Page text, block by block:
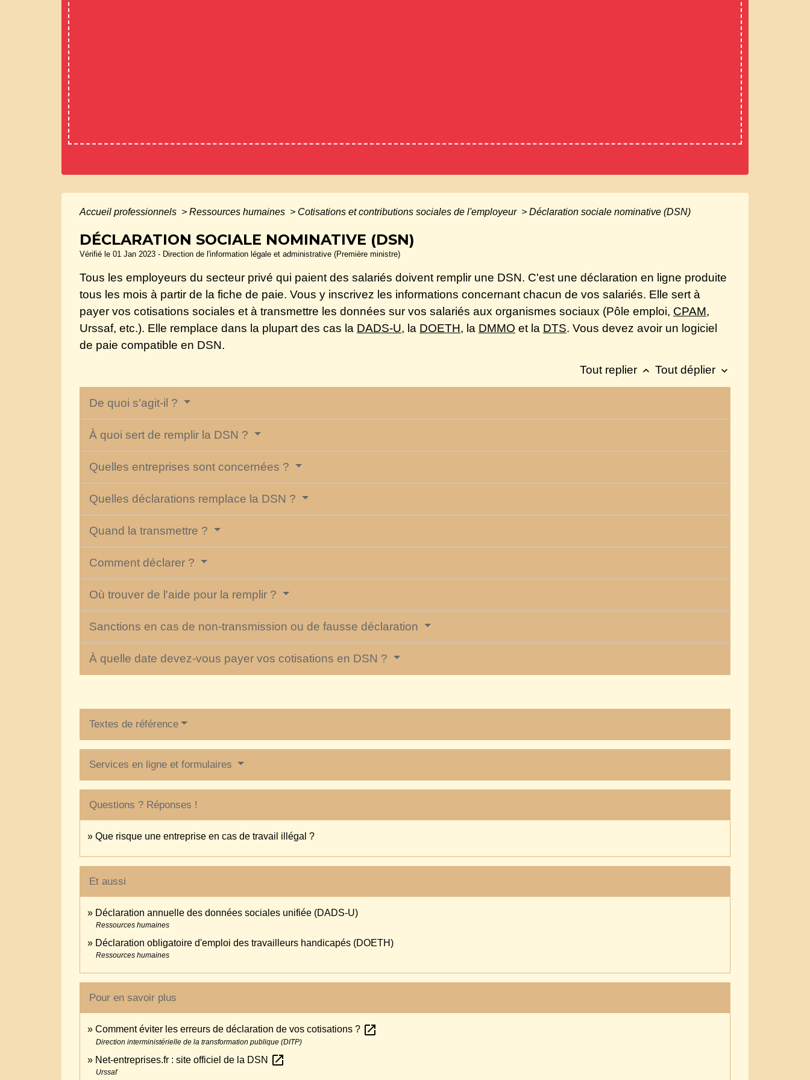
Accueil professionnels > Ressources humaines > Cotisations et contributions sociales de l'employeur > Déclaration sociale nominative (DSN)
DÉCLARATION SOCIALE NOMINATIVE (DSN)
Vérifié le 01 Jan 2023 - Direction de l'information légale et administrative (Première ministre)
Tous les employeurs du secteur privé qui paient des salariés doivent remplir une DSN. C'est une déclaration en ligne produite
tous les mois à partir de la fiche de paie. Vous y inscrivez les informations concernant chacun de vos salariés. Elle sert à
payer vos cotisations sociales et à transmettre les données sur vos salariés aux organismes sociaux (Pôle emploi, CPAM,
Urssaf, etc.). Elle remplace dans la plupart des cas la DADS-U, la DOETH, la DMMO et la DTS. Vous devez avoir un logiciel
de paie compatible en DSN.
Tout replier keyboard_arrow_up Tout déplier keyboard_arrow_down
De quoi s'agit-il ?
À quoi sert de remplir la DSN ?
Quelles entreprises sont concernées ?
Quelles déclarations remplace la DSN ?
Quand la transmettre ?
Comment déclarer ?
Où trouver de l'aide pour la remplir ?
Sanctions en cas de non-transmission ou de fausse déclaration
À quelle date devez-vous payer vos cotisations en DSN ?
Textes de référence
Services en ligne et formulaires
Questions ? Réponses !
Que risque une entreprise en cas de travail illégal ?
Et aussi
Déclaration annuelle des données sociales unifiée (DADS-U)
Ressources humaines
Déclaration obligatoire d'emploi des travailleurs handicapés (DOETH)
Ressources humaines
Pour en savoir plus
Comment éviter les erreurs de déclaration de vos cotisations ? open_in_new
Direction interministérielle de la transformation publique (DITP)
Net-entreprises.fr : site officiel de la DSN open_in_new
Urssaf